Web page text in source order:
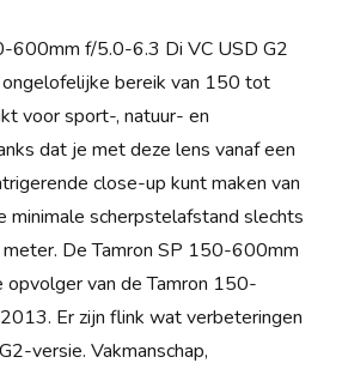
600mm f/5.0-6.3 Di VC USD G2
bereik van 150 tot
voor sport-, natuur- en
dat je met deze lens vanaf een
close-up kunt maken van
minimale scherpstelafstand slechts
De Tamron SP 150-600mm
opvolger van de Tamron 150-
Er zijn flink wat verbeteringen
versie. Vakmanschap,